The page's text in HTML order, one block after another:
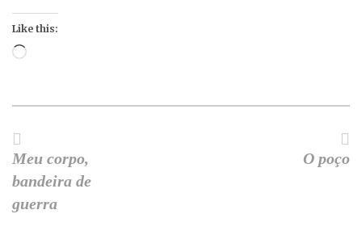
Like this:
Loading…
Meu corpo,
bandeira de
guerra
O poço